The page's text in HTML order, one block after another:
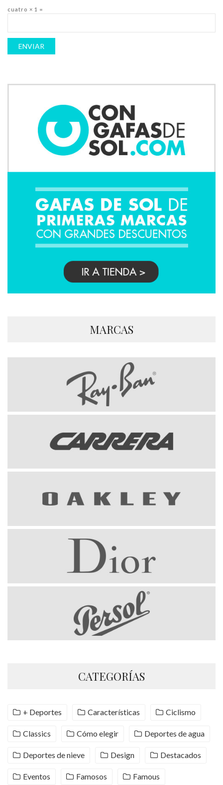
cuatro × 1 =
MARCAS
CATEGORÍAS
+ Deportes Características Ciclismo
Classics Cómo elegir Deportes de agua
Deportes de nieve Design Destacados
Eventos Famosos Famous